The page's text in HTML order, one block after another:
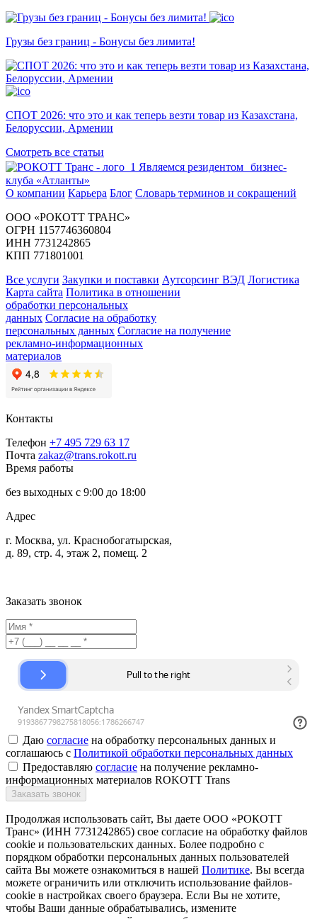
Грузы без границ - Бонусы без лимита!
СПОТ 2026: что это и как теперь везти товар из Казахстана,
Белоруссии, Армении
Смотреть все статьи
Являемся резидентом бизнес-
клуба «Атланты»
О компании Карьера Блог Словарь терминов и сокращений
ООО «РОКОТТ ТРАНС»
ОГРН 1157746360804
ИНН 7731242865
КПП 771801001
Все услуги Закупки и поставки Аутсорсинг ВЭД Логистика
Карта сайта Политика в отношении
обработки персональных
данных Согласие на обработку
персональных данных Согласие на получение
рекламно-информационных
материалов
Контакты
Телефон +7 495 729 63 17
Почта zakaz@trans.rokott.ru
Время работы
без выходных с 9:00 до 18:00
Адрес
г. Москва, ул. Краснобогатырская,
д. 89, стр. 4, этаж 2, помещ. 2
Заказать звонок
Даю согласие на обработку персональных данных и
соглашаюсь с Политикой обработки персональных данных
Предоставляю согласие на получение рекламно-
информационных материалов ROKOTT Trans
Заказать звонок
Продолжая использовать сайт, Вы даете ООО «РОКОТТ
Транс» (ИНН 7731242865) свое согласие на обработку файлов
cookie и пользовательских данных. Более подробно с
порядком обработки персональных данных пользователей
сайта Вы можете ознакомиться в нашей Политике. Вы всегда
можете ограничить или отключить использование файлов-
cookie в настройках своего браузера. Если Вы не хотите,
чтобы Ваши данные обрабатывались, измените